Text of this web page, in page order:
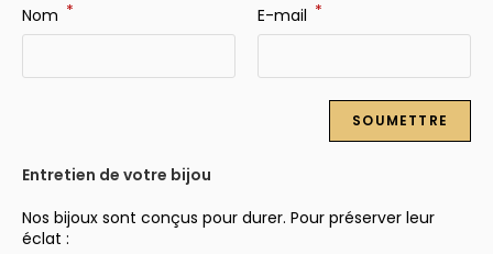
Nom * E-mail *
Entretien de votre bijou
Nos bijoux sont conçus pour durer. Pour préserver leur
éclat :